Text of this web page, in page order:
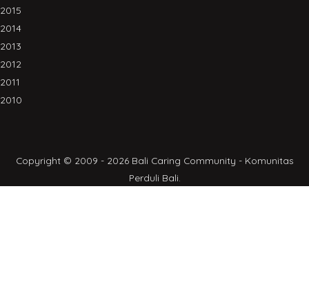
2015
2014
2013
2012
2011
2010
Copyright © 2009 - 2026 Bali Caring Community - Komunitas
Perduli Bali.